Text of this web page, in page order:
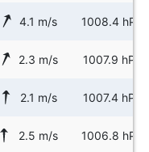
4.1 m/s 1008.4 hPa
2.3 m/s 1007.9 hPa
2.1 m/s 1007.4 hPa
2.5 m/s 1006.8 hPa